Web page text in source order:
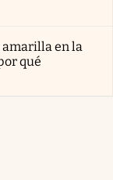
amarilla en la
qué